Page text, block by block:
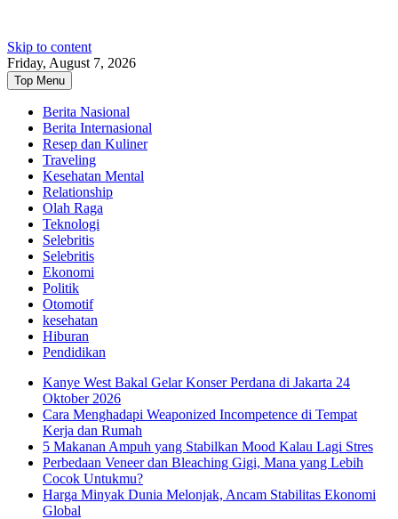
Skip to content
Friday, August 7, 2026
Top Menu
Berita Nasional
Berita Internasional
Resep dan Kuliner
Traveling
Kesehatan Mental
Relationship
Olah Raga
Teknologi
Selebritis
Selebritis
Ekonomi
Politik
Otomotif
kesehatan
Hiburan
Pendidikan
Kanye West Bakal Gelar Konser Perdana di Jakarta 24
Oktober 2026
Cara Menghadapi Weaponized Incompetence di Tempat
Kerja dan Rumah
5 Makanan Ampuh yang Stabilkan Mood Kalau Lagi Stres
Perbedaan Veneer dan Bleaching Gigi, Mana yang Lebih
Cocok Untukmu?
Harga Minyak Dunia Melonjak, Ancam Stabilitas Ekonomi
Global